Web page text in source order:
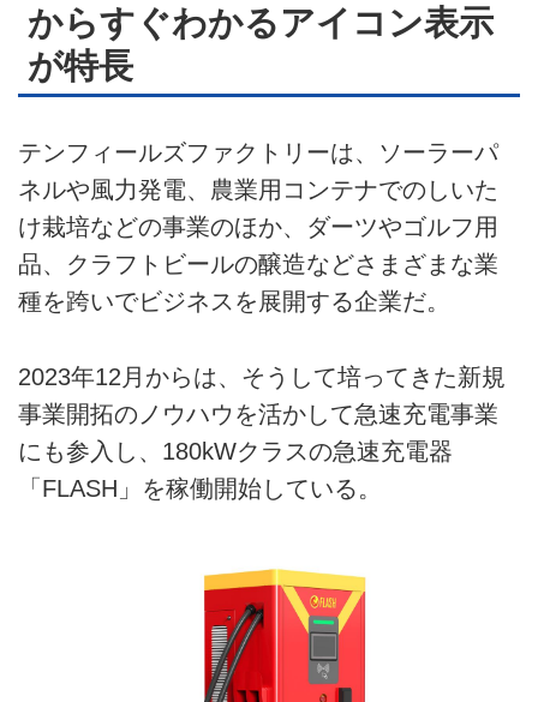
からすぐわかるアイコン表示
が特長
テンフィールズファクトリーは、ソーラーパ
ネルや風力発電、農業用コンテナでのしいた
け栽培などの事業のほか、ダーツやゴルフ用
品、クラフトビールの醸造などさまざまな業
種を跨いでビジネスを展開する企業だ。
2023年12月からは、そうして培ってきた新規
事業開拓のノウハウを活かして急速充電事業
にも参入し、180kWクラスの急速充電器
「FLASH」を稼働開始している。